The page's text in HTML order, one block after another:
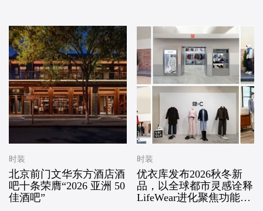
时装
北京前门文华东方酒店酒
吧十条荣膺“2026 亚洲 50
佳酒吧”
时装
优衣库发布2026秋冬新
品，以全球都市灵感诠释
LifeWear进化聚焦功能科